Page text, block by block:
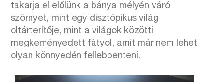
takarja el előlünk a bánya mélyén váró
szörnyet, mint egy disztópikus világ
oltárterítője, mint a világok közötti
megkeményedett fátyol, amit már nem lehet
olyan könnyedén fellebbenteni.